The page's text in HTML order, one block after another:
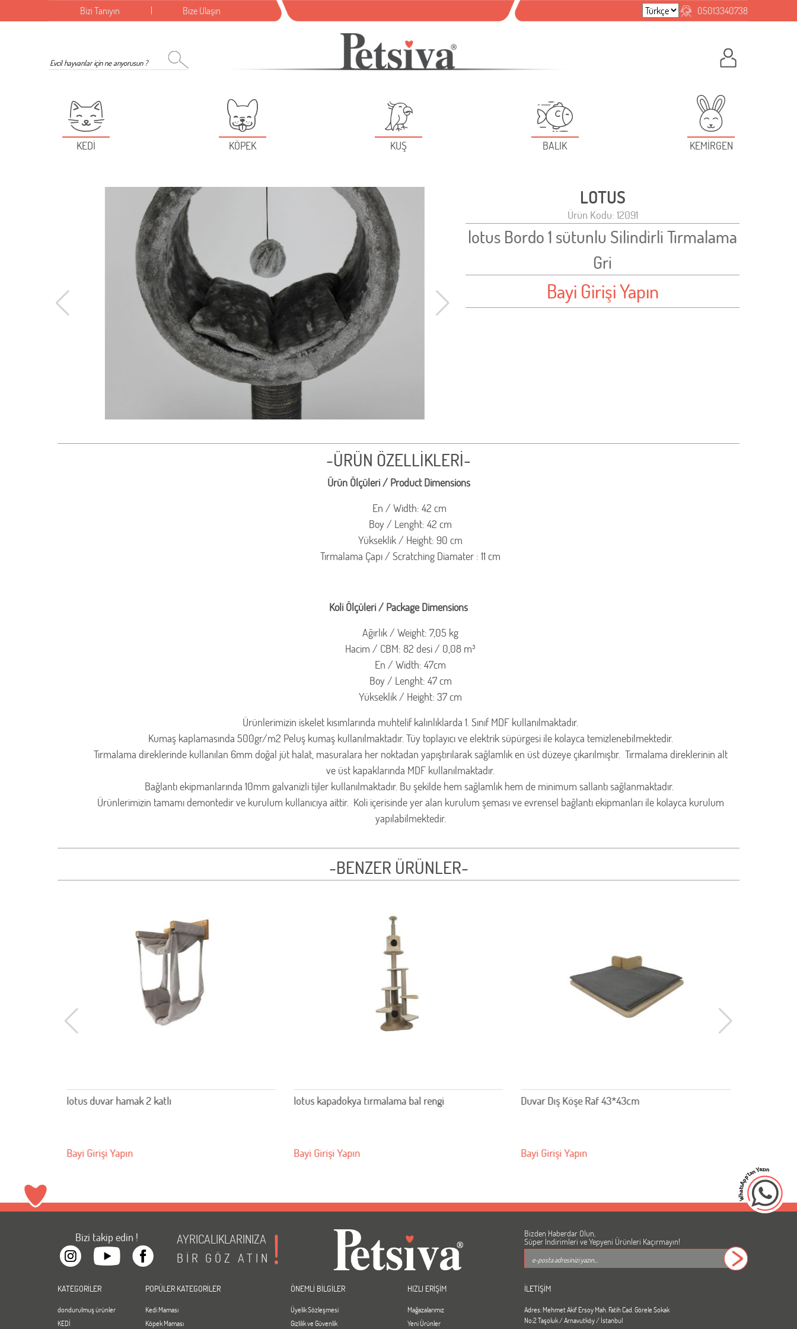
Bizi Tanıyın Bize Ulaşın 05013340738
KEDİ KÖPEK KUŞ BALIK KEMİRGEN
LOTUS
Ürün Kodu: 12091
lotus Bordo 1 sütunlu Silindirli Tırmalama
Gri
Bayi Girişi Yapın
-ÜRÜN ÖZELLİKLERİ-
Ürün Ölçüleri / Product Dimensions
En / Width: 42 cm
Boy / Lenght: 42 cm
Yükseklik / Height: 90 cm
Tırmalama Çapı / Scratching Diamater : 11 cm
Koli Ölçüleri / Package Dimensions
Ağırlık / Weight: 7,05 kg
Hacim / CBM: 82 desi / 0,08 m³
En / Width: 47cm
Boy / Lenght: 47 cm
Yükseklik / Height: 37 cm
Ürünlerimizin iskelet kısımlarında muhtelif kalınlıklarda 1. Sınıf MDF kullanılmaktadır.
Kumaş kaplamasında 500gr/m2 Peluş kumaş kullanılmaktadır. Tüy toplayıcı ve elektrik süpürgesi ile kolayca temizlenebilmektedir.
Tırmalama direklerinde kullanılan 6mm doğal jüt halat, masuralara her noktadan yapıştırılarak sağlamlık en üst düzeye çıkarılmıştır. Tırmalama direklerinin alt
ve üst kapaklarında MDF kullanılmaktadır.
Bağlantı ekipmanlarında 10mm galvanizli tijler kullanılmaktadır. Bu şekilde hem sağlamlık hem de minimum sallantı sağlanmaktadır.
Ürünlerimizin tamamı demontedir ve kurulum kullanıcıya aittir. Koli içerisinde yer alan kurulum şeması ve evrensel bağlantı ekipmanları ile kolayca kurulum
yapılabilmektedir.
-BENZER ÜRÜNLER-
lotus kapadokya tırmalama bal rengi
Bayi Girişi Yapın
Duvar Dış Köşe Raf 43*43cm
Bayi Girişi Yapın
Avokado Tırmalama
Bayi Girişi Yapın
Bizi takip edin !
AYRICALIKLARINIZA
BİR GÖZ ATIN
Bizden Haberdar Olun,
Süper İndirimleri ve Yepyeni Ürünleri Kaçırmayın!
KATEGORİLER
dondurulmuş ürünler
KEDİ
POPÜLER KATEGORİLER
Kedi Maması
Köpek Maması
ÖNEMLİ BİLGİLER
Üyelik Sözleşmesi
Gizlilik ve Güvenlik
HIZLI ERİŞİM
Mağazalarımız
Yeni Ürünler
İLETİŞİM
Adres: Mehmet Akif Ersoy Mah. Fatih Cad. Görele Sokak
No:2 Taşoluk / Arnavutköy / İstanbul